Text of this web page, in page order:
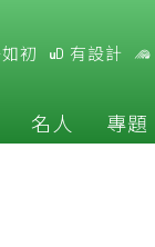
初 有設計
名人 專題